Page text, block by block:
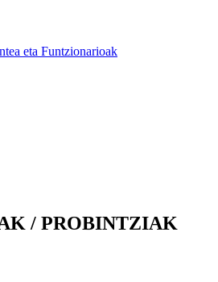
eta Funtzionarioak
/ PROBINTZIAK